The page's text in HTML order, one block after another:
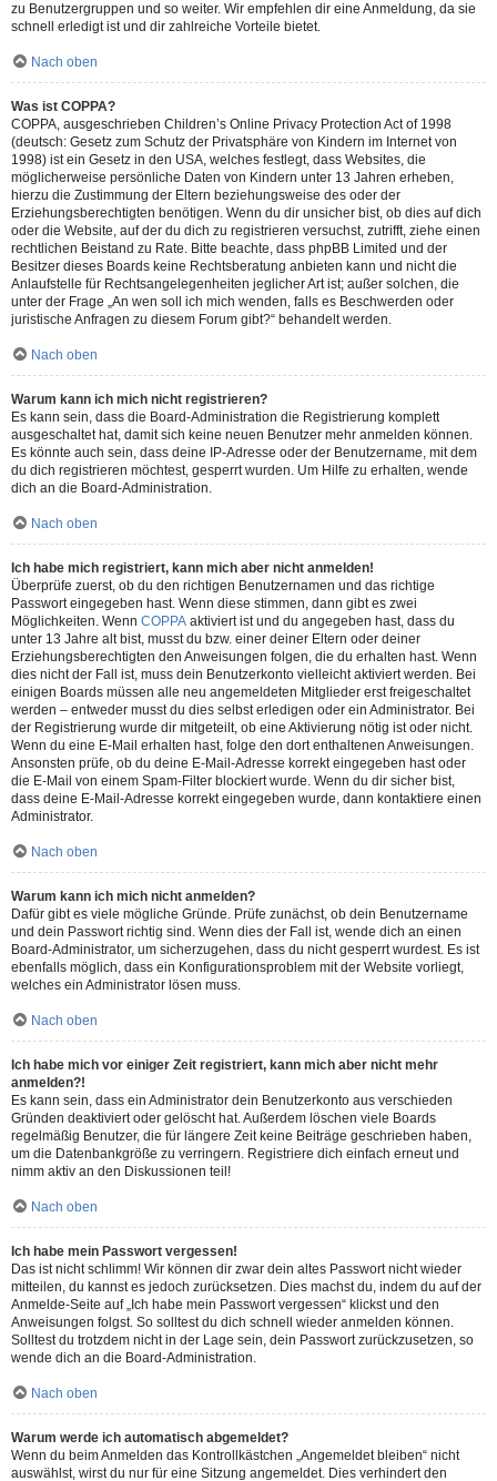
zu Benutzergruppen und so weiter. Wir empfehlen dir eine Anmeldung, da sie
schnell erledigt ist und dir zahlreiche Vorteile bietet.
Nach oben
Was ist COPPA?
COPPA, ausgeschrieben Children’s Online Privacy Protection Act of 1998
(deutsch: Gesetz zum Schutz der Privatsphäre von Kindern im Internet von
1998) ist ein Gesetz in den USA, welches festlegt, dass Websites, die
möglicherweise persönliche Daten von Kindern unter 13 Jahren erheben,
hierzu die Zustimmung der Eltern beziehungsweise des oder der
Erziehungsberechtigten benötigen. Wenn du dir unsicher bist, ob dies auf dich
oder die Website, auf der du dich zu registrieren versuchst, zutrifft, ziehe einen
rechtlichen Beistand zu Rate. Bitte beachte, dass phpBB Limited und der
Besitzer dieses Boards keine Rechtsberatung anbieten kann und nicht die
Anlaufstelle für Rechtsangelegenheiten jeglicher Art ist; außer solchen, die
unter der Frage „An wen soll ich mich wenden, falls es Beschwerden oder
juristische Anfragen zu diesem Forum gibt?“ behandelt werden.
Nach oben
Warum kann ich mich nicht registrieren?
Es kann sein, dass die Board-Administration die Registrierung komplett
ausgeschaltet hat, damit sich keine neuen Benutzer mehr anmelden können.
Es könnte auch sein, dass deine IP-Adresse oder der Benutzername, mit dem
du dich registrieren möchtest, gesperrt wurden. Um Hilfe zu erhalten, wende
dich an die Board-Administration.
Nach oben
Ich habe mich registriert, kann mich aber nicht anmelden!
Überprüfe zuerst, ob du den richtigen Benutzernamen und das richtige
Passwort eingegeben hast. Wenn diese stimmen, dann gibt es zwei
Möglichkeiten. Wenn COPPA aktiviert ist und du angegeben hast, dass du
unter 13 Jahre alt bist, musst du bzw. einer deiner Eltern oder deiner
Erziehungsberechtigten den Anweisungen folgen, die du erhalten hast. Wenn
dies nicht der Fall ist, muss dein Benutzerkonto vielleicht aktiviert werden. Bei
einigen Boards müssen alle neu angemeldeten Mitglieder erst freigeschaltet
werden – entweder musst du dies selbst erledigen oder ein Administrator. Bei
der Registrierung wurde dir mitgeteilt, ob eine Aktivierung nötig ist oder nicht.
Wenn du eine E-Mail erhalten hast, folge den dort enthaltenen Anweisungen.
Ansonsten prüfe, ob du deine E-Mail-Adresse korrekt eingegeben hast oder
die E-Mail von einem Spam-Filter blockiert wurde. Wenn du dir sicher bist,
dass deine E-Mail-Adresse korrekt eingegeben wurde, dann kontaktiere einen
Administrator.
Nach oben
Warum kann ich mich nicht anmelden?
Dafür gibt es viele mögliche Gründe. Prüfe zunächst, ob dein Benutzername
und dein Passwort richtig sind. Wenn dies der Fall ist, wende dich an einen
Board-Administrator, um sicherzugehen, dass du nicht gesperrt wurdest. Es ist
ebenfalls möglich, dass ein Konfigurationsproblem mit der Website vorliegt,
welches ein Administrator lösen muss.
Nach oben
Ich habe mich vor einiger Zeit registriert, kann mich aber nicht mehr
anmelden?!
Es kann sein, dass ein Administrator dein Benutzerkonto aus verschieden
Gründen deaktiviert oder gelöscht hat. Außerdem löschen viele Boards
regelmäßig Benutzer, die für längere Zeit keine Beiträge geschrieben haben,
um die Datenbankgröße zu verringern. Registriere dich einfach erneut und
nimm aktiv an den Diskussionen teil!
Nach oben
Ich habe mein Passwort vergessen!
Das ist nicht schlimm! Wir können dir zwar dein altes Passwort nicht wieder
mitteilen, du kannst es jedoch zurücksetzen. Dies machst du, indem du auf der
Anmelde-Seite auf „Ich habe mein Passwort vergessen“ klickst und den
Anweisungen folgst. So solltest du dich schnell wieder anmelden können.
Solltest du trotzdem nicht in der Lage sein, dein Passwort zurückzusetzen, so
wende dich an die Board-Administration.
Nach oben
Warum werde ich automatisch abgemeldet?
Wenn du beim Anmelden das Kontrollkästchen „Angemeldet bleiben“ nicht
auswählst, wirst du nur für eine Sitzung angemeldet. Dies verhindert den